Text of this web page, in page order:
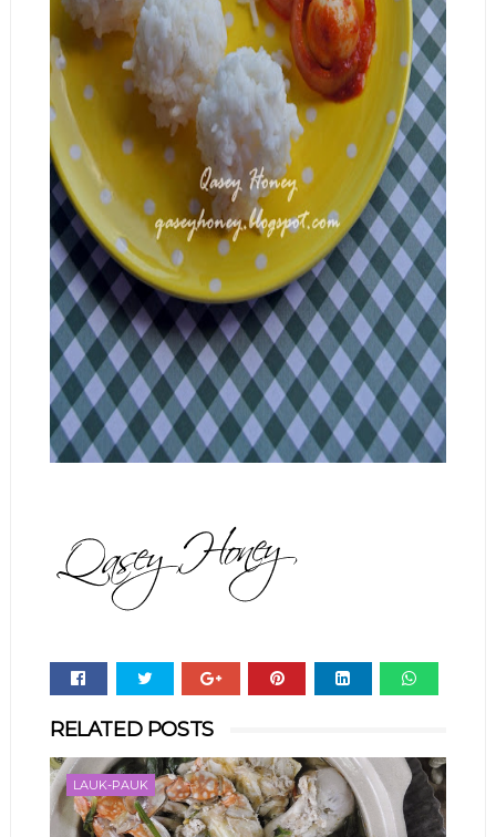
RELATED POSTS
LAUK-PAUK